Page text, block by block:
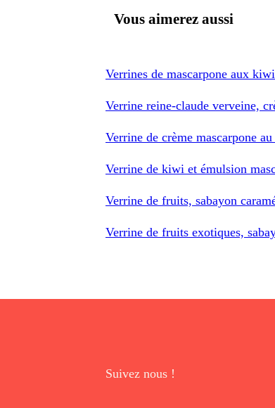
Vous aimerez aussi
Verrines de mascarpone aux
Verrine reine-claude verveine,
Verrine de crème mascarpone
Verrine de kiwi et émulsion
Verrine de fruits, sabayon
Verrine de fruits exotiques,
Suivez nous !